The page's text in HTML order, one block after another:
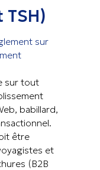
TSH)
sur
sur tout
babillard,
être
et
(B2B